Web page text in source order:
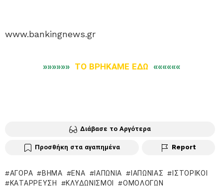
www.bankingnews.gr
»»»»»» ΤΟ ΒΡΗΚΑΜΕ ΕΔΩ ««««««
Διάβασε το Αργότερα
Προσθήκη στα αγαπημένα Report
ΑΓΟΡΆ ΒΉΜΑ ΈΝΑ ΙΑΠΩΝΊΑ ΙΑΠΩΝΊΑΣ
ΙΣΤΟΡΙΚΟΊ
ΚΑΤΆΡΡΕΥΣΗ
ΚΛΥΔΩΝΙΣΜΟΙ
ΟΜΟΛΌΓΩΝ